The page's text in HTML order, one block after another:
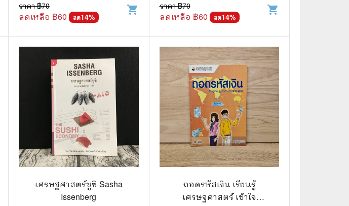
ราคา ฿70
ลดเหลือ ฿60 ลด14%
shopping_cart ราคา ฿70
ลดเหลือ ฿60 ลด14%
shopping_cart
เศรษฐศาสตร์ซูชิ Sasha
Issenberg
ถอดรหัสเงิน เรียนรู้
เศรษฐศาสตร์ เข้าใจ
📒 สมุดบันทึก
🎥 ของสะสมจากหนังและการ์ตูน
📅 ปฏิทินเก่า
อื่นๆ